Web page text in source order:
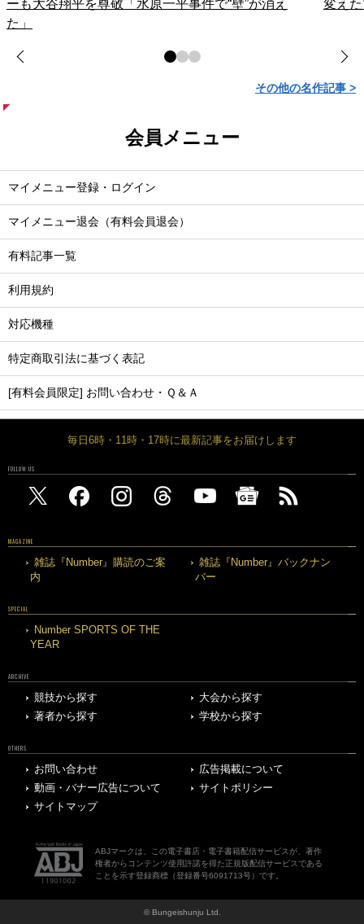
ーも大谷翔平を尊敬「水原一平事件で“壁”が消え
た」
変え
その他の名作記事 >
会員メニュー
マイメニュー登録・ログイン
マイメニュー退会（有料会員退会）
有料記事一覧
利用規約
対応機種
特定商取引法に基づく表記
[有料会員限定] お問い合わせ・Ｑ＆Ａ
毎日6時・11時・17時に最新記事をお届けします
FOLLOW US
MAGAZINE
雑誌『Number』購読のご案
内
雑誌『Number』バックナン
バー
SPECIAL
Number SPORTS OF THE
YEAR
ARCHIVE
競技から探す
大会から探す
著者から探す
学校から探す
OTHERS
お問い合わせ
広告掲載について
動画・バナー広告について
サイトポリシー
サイトマップ
ABJマークは、この電子書店・電子書籍配信サービスが、著作
権者からコンテンツ使用許諾を得た正規版配信サービスである
ことを示す登録商標（登録番号6091713号）です。
© Bungeishunju Ltd.